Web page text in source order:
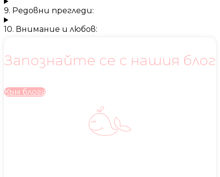
9. Редовни прегледи:
10. Внимание и любов:
Запознайте се с нашия блог
Към блога